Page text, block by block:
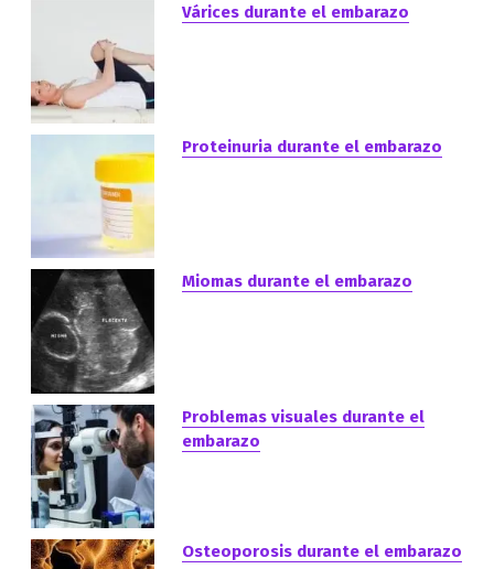
Várices durante el embarazo
Proteinuria durante el embarazo
Miomas durante el embarazo
Problemas visuales durante el
embarazo
Osteoporosis durante el embarazo